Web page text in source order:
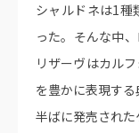
シャルドネは1種
った。そんな中
リザーヴはカル
を豊かに表現す
半ばに発売され